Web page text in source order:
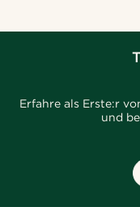
Erfahre als Erste:r
und